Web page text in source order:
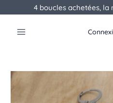
au
contenu
4 boucles achetées,